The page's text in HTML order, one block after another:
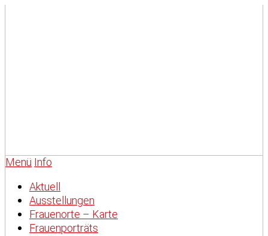
Menü Info
Aktuell
Ausstellungen
Frauenorte – Karte
Frauenporträts